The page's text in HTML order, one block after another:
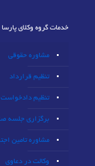
خدمات گروه وکلای پارسا
مشاوره حقوقی
تنظیم قرارداد
تنظیم دادخواست
برگزاری جلسه
مشاوره تامین
وکالت در دعاوی